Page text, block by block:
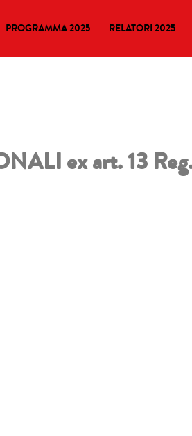
PROGRAMMA 2025 RELATORI 2025
ex art. 13